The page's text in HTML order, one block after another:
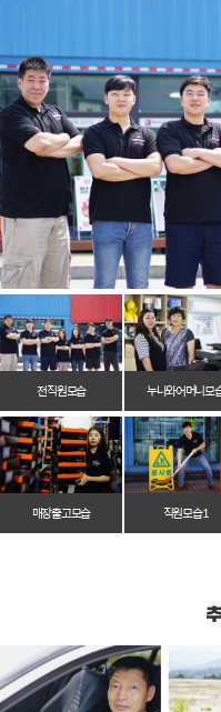
전 직원 모습 누나와 어머니 모
매장 출고 모습 직원 모습 1